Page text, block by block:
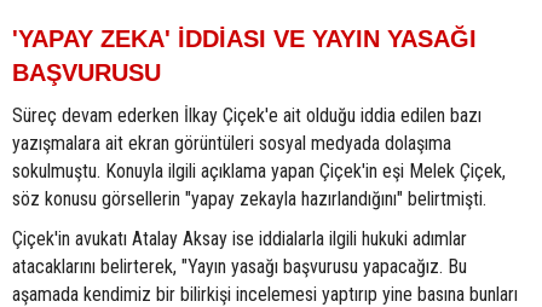
'YAPAY ZEKA' İDDİASI VE YAYIN YASAĞI
BAŞVURUSU
Süreç devam ederken İlkay Çiçek'e ait olduğu iddia edilen bazı
yazışmalara ait ekran görüntüleri sosyal medyada dolaşıma
sokulmuştu. Konuyla ilgili açıklama yapan Çiçek'in eşi Melek Çiçek,
söz konusu görsellerin "yapay zekayla hazırlandığını" belirtmişti.
Çiçek'in avukatı Atalay Aksay ise iddialarla ilgili hukuki adımlar
atacaklarını belirterek, "Yayın yasağı başvurusu yapacağız. Bu
aşamada kendimiz bir bilirkişi incelemesi yaptırıp yine basına bunları